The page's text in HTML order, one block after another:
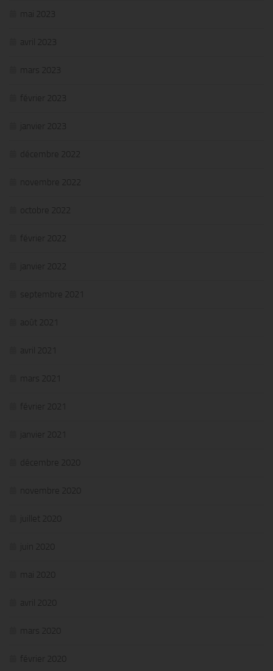
mai 2023
avril 2023
mars 2023
février 2023
janvier 2023
décembre 2022
novembre 2022
octobre 2022
février 2022
janvier 2022
septembre 2021
août 2021
avril 2021
mars 2021
février 2021
janvier 2021
décembre 2020
novembre 2020
juillet 2020
juin 2020
mai 2020
avril 2020
mars 2020
février 2020